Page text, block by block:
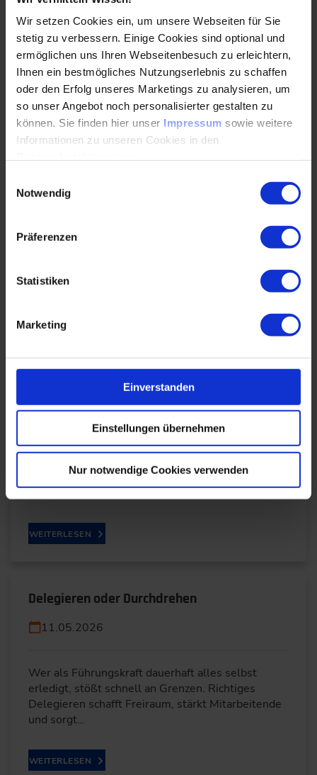
Wir setzen Cookies ein, um unsere Webseiten für Sie
stetig zu verbessern. Einige Cookies sind optional und
ermöglichen uns Ihren Webseitenbesuch zu erleichtern,
Ihnen ein bestmögliches Nutzungserlebnis zu schaffen
oder den Erfolg unseres Marketings zu analysieren, um
so unser Angebot noch personalisierter gestalten zu
können. Sie finden hier unser Impressum sowie weitere
Informationen zu unseren Cookies in den
Notwendig
Präferenzen
Statistiken
Marketing
Einverstanden
Einstellungen übernehmen
Nur notwendige Cookies verwenden
Live-Learning. Erfahre, wie eine KI-Software…
WEITERLESEN
Additive Fertigung im Spritzguss: Qualität
steigern, Kosten senken
22.05.2026
Juri Müller, Inhaber des Ingenieurbüros Juri Müller,
Temperierung im Werkzeugbau nicht nur die
KI in Medizinprodukten: Regulierung,
Normung und die Praxis der Zulassung
21.05.2026
Prof. Dr. Dr. h.c. Frank Stein beleuchtet die
wachsenden regulatorischen Anforderungen rund
um KI-basierte Medizinprodukte und zeigt, warum
Themen wie…
WEITERLESEN
Delegieren oder Durchdrehen
11.05.2026
Wer als Führungskraft dauerhaft alles selbst
erledigt, stößt schnell an Grenzen. Richtiges
Delegieren schafft Freiraum, stärkt Mitarbeitende
und sorgt…
WEITERLESEN